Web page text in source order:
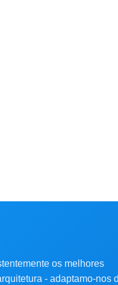
os melhores
- adaptamo-nos